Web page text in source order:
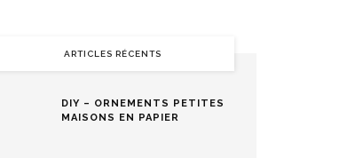
ARTICLES RÉCENTS
DIY – ORNEMENTS PETITES
MAISONS EN PAPIER